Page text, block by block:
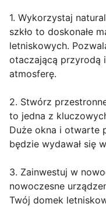
1. Wykorzystaj
szkło to doskonałe
letniskowych.
otaczającą przyrodą
atmosferę.
2. Stwórz
to jedna z
Duże okna i otwarte
będzie wydawał się
3. Zainwestuj w
nowoczesne
Twój domek